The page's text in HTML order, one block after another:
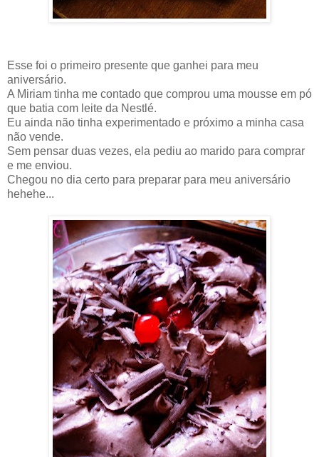
Esse foi o primeiro presente que ganhei para meu
aniversário.
A Miriam tinha me contado que comprou uma mousse em pó
que batia com leite da Nestlé.
Eu ainda não tinha experimentado e próximo a minha casa
não vende.
Sem pensar duas vezes, ela pediu ao marido para comprar
e me enviou.
Chegou no dia certo para preparar para meu aniversário
hehehe...